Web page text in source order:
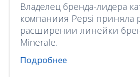
Владелец бренда-лидера
компаниия Pepsi приняла
расширении линейки
Minerale.
Подробнее